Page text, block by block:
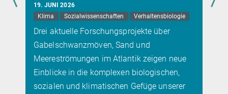
19. JUNI 2026
Klima
Sozialwissenschaften Verhaltensbiologie
Drei aktuelle Forschungsprojekte über
Gabelschwanzmöven, Sand und
Meereströmungen im Atlantik zeigen neue
Einblicke in die komplexen biologischen,
sozialen und klimatischen Gefüge unserer